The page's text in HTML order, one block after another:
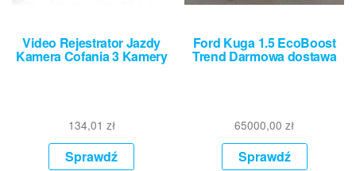
Video Rejestrator Jazdy
Kamera Cofania 3 Kamery
134,01 zł
Sprawdź
Ford Kuga 1.5 EcoBoost
Trend Darmowa dostawa
65000,00zł
Sprawdź